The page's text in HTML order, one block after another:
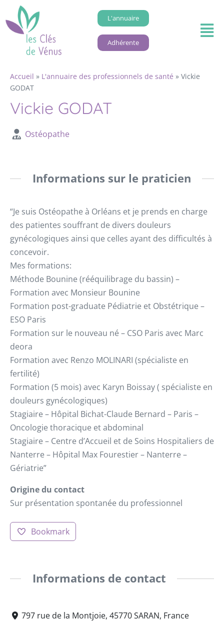
L'annuaire
Adhérente
Accueil » L'annuaire des professionnels de santé » Vickie
GODAT
Vickie GODAT
Ostéopathe
Informations sur le praticien
“Je suis Ostéopathe à Orléans et je prends en charge
des patientes souffrant de divers douleurs
gynécologiques ainsi que celles ayant des difficultés à
concevoir.
Mes formations:
Méthode Bounine (rééquilibrage du bassin) –
Formation avec Monsieur Bounine
Formation post-graduate Pédiatrie et Obstétrique –
ESO Paris
Formation sur le nouveau né – CSO Paris avec Marc
deora
Formation avec Renzo MOLINARI (spécialiste en
fertilité)
Formation (5 mois) avec Karyn Boissay ( spécialiste en
douleurs gynécologiques)
Stagiaire – Hôpital Bichat-Claude Bernard – Paris –
Oncologie thoracique et abdominal
Stagiaire – Centre d’Accueil et de Soins Hospitaliers de
Nanterre – Hôpital Max Fourestier – Nanterre –
Gériatrie”
Origine du contact
Sur présentation spontanée du professionnel
Bookmark
Informations de contact
797 rue de la Montjoie, 45770 SARAN, France